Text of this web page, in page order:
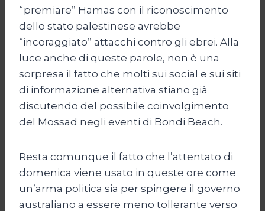
“premiare” Hamas con il riconoscimento
dello stato palestinese avrebbe
“incoraggiato” attacchi contro gli ebrei. Alla
luce anche di queste parole, non è una
sorpresa il fatto che molti sui social e sui siti
di informazione alternativa stiano già
discutendo del possibile coinvolgimento
del Mossad negli eventi di Bondi Beach.
Resta comunque il fatto che l’attentato di
domenica viene usato in queste ore come
un’arma politica sia per spingere il governo
australiano a essere meno tollerante verso